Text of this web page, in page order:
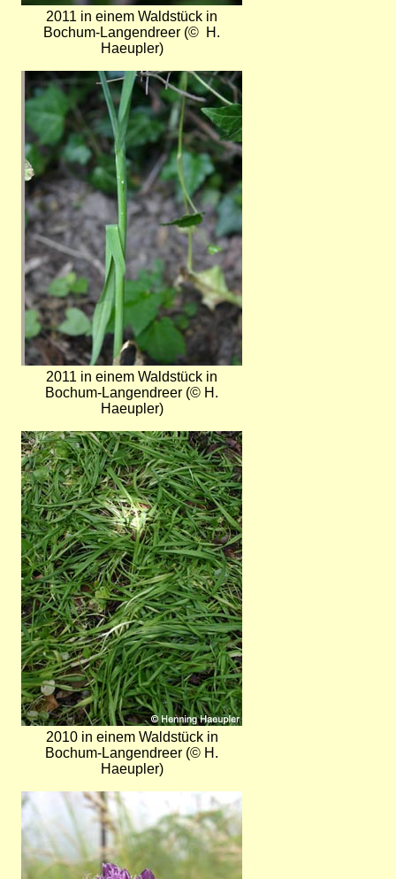
2011 in einem Waldstück in
Bochum-Langendreer (© H.
Haeupler)
Bild
2011 in einem Waldstück in
Bochum-Langendreer (© H.
Haeupler)
Bild
2010 in einem Waldstück in
Bochum-Langendreer (© H.
Haeupler)
Bild